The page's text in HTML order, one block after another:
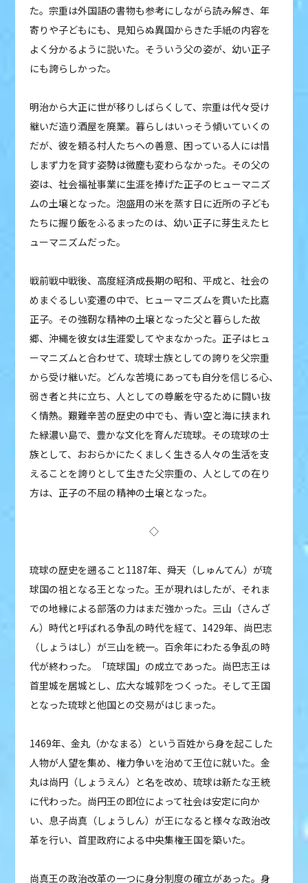
た。宗重は外国語の書物も参考にしながら読み解き、年
寄りや子どもにも、見知らぬ異国からきた手紙の内容を
よく分かるように説いた。そういう父の姿が、幼い正子
にも誇らしかった。
明治から大正に世が移りしばらくして、宗重は代々受け
継いだ造り酒屋を廃業。暮らしはいっそう傾いていくの
だが、彼を頼る村人たちへの善意、困っている人には惜
しまず力を貸す姿勢は微塵も変わらなかった。その父の
姿は、社会福祉事業に生涯を捧げた正子のヒューマニズ
ムの土壌となった。泡盛用の米を蒸す日に近所の子ども
たちに握り飯をふるまったのは、幼い正子に芽生えたヒ
ューマニズムだった。
戦前戦中戦後、高度経済成長期の昭和、平成と、社会の
めまぐるしい変遷の中で、ヒューマニズムを貫いた比嘉
正子。その強靭な精神の土壌となった父と暮らした故
郷、沖縄を彼女は生涯愛してやまなかった。正子はヒュ
ーマニズムと合わせて、琉球士族としての誇りを父宗重
から受け継いだ。どんな苦境にあっても自分を信じる心、
弱き者と共に立ち、人としての尊厳を守るために闘い抜
く情熱。艱難辛苦の歴史の中でも、青い空と海に挟まれ
た緑濃い島で、豊かな文化を育んだ琉球。その琉球の士
族として、おおらかにたくましく生きる人々の生活を支
えることを誇りとして生きた父宗重の、人としての在り
方は、正子の不屈の精神の土壌となった。
◇
琉球の歴史を遡ること1187年、舜天（しゅんてん）が琉
球国の祖となる王となった。王が現れはしたが、それま
での地縁による部落の力はまだ強かった。三山（さんざ
ん）時代と呼ばれる争乱の時代を経て、1429年、尚巴志
（しょうはし）が三山を統一。百余年にわたる争乱の時
代が終わった。「琉球国」の成立であった。尚巴志王は
首里城を居城とし、広大な城郭をつくった。そして王国
となった琉球と他国との交易がはじまった。
1469年、金丸（かなまる）という百姓から身を起こした
人物が人望を集め、権力争いを治めて王位に就いた。金
丸は尚円（しょうえん）と名を改め、琉球は新たな王統
に代わった。尚円王の即位によって社会は安定に向か
い、息子尚真（しょうしん）が王になると様々な政治改
革を行い、首里政府による中央集権王国を築いた。
尚真王の政治改革の一つに身分制度の確立があった。身